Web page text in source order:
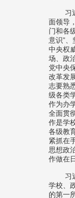
习
面领导
门和各
意识”、
中央权
场、政
党中央
改革发
志要熟
级各类
作为办
全面贯
作是学
各级教
紧抓在
思想政
作做在
习
学校、
的第一